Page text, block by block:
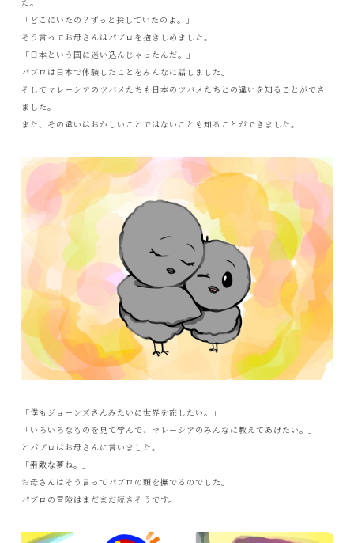
「どこにいたの？ずっと探していたのよ。」
そう言ってお母さんはパブロを抱きしめました。
「日本という国に迷い込んじゃったんだ。」
パブロは日本で体験したことをみんなに話しました。
そしてマレーシアのツバメたちも日本のツバメたちとの違いを知ることができ
ました。
また、その違いはおかしいことではないことも知ることができました。
「僕もジョーンズさんみたいに世界を旅したい。」
「いろいろなものを見て学んで、マレーシアのみんなに教えてあげたい。」
とパブロはお母さんに言いました。
「素敵な夢ね。」
お母さんはそう言ってパブロの頭を撫でるのでした。
パブロの冒険はまだまだ続きそうです。